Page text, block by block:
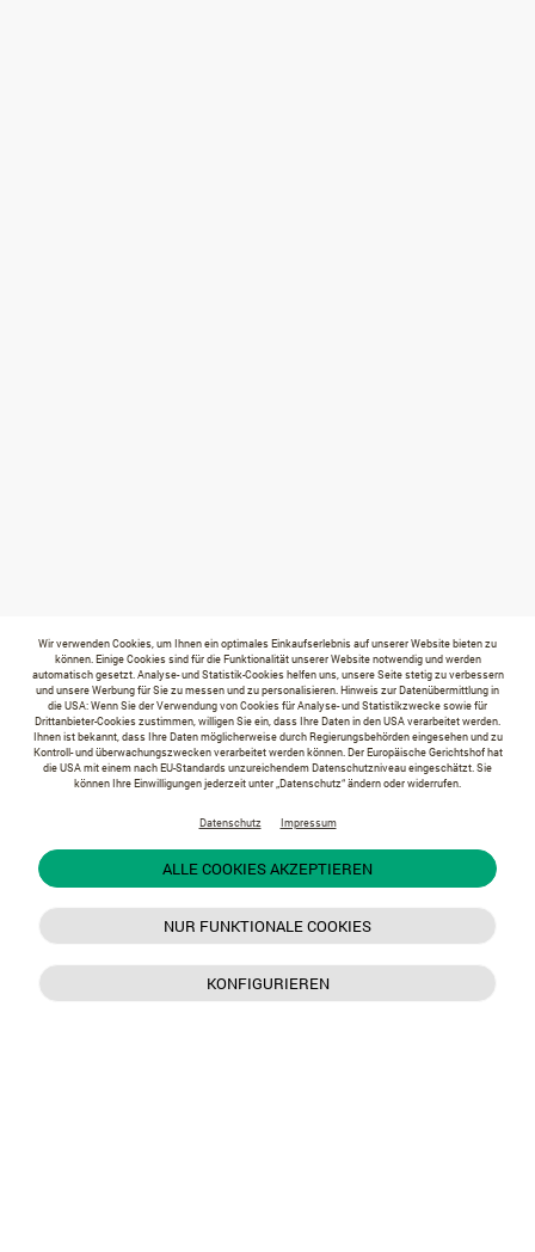
Wir verwenden Cookies, um Ihnen ein optimales Einkaufserlebnis auf unserer Website bieten zu
können. Einige Cookies sind für die Funktionalität unserer Website notwendig und werden
automatisch gesetzt. Analyse- und Statistik-Cookies helfen uns, unsere Seite stetig zu verbessern
und unsere Werbung für Sie zu messen und zu personalisieren. Hinweis zur Datenübermittlung in
die USA: Wenn Sie der Verwendung von Cookies für Analyse- und Statistikzwecke sowie für
Drittanbieter-Cookies zustimmen, willigen Sie ein, dass Ihre Daten in den USA verarbeitet werden.
Ihnen ist bekannt, dass Ihre Daten möglicherweise durch Regierungsbehörden eingesehen und zu
Kontroll- und überwachungszwecken verarbeitet werden können. Der Europäische Gerichtshof hat
die USA mit einem nach EU-Standards unzureichendem Datenschutzniveau eingeschätzt. Sie
können Ihre Einwilligungen jederzeit unter „Datenschutz“ ändern oder widerrufen.
Datenschutz Impressum
ALLE COOKIES AKZEPTIEREN
NUR FUNKTIONALE COOKIES
KONFIGURIEREN